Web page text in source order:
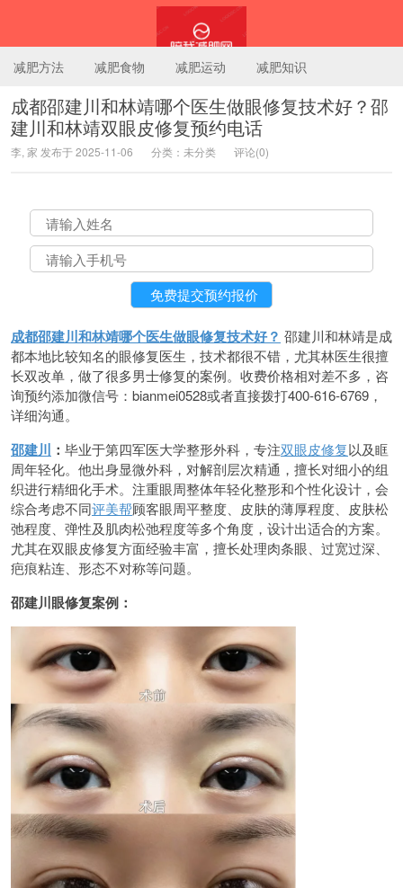
陪我减肥网
减肥方法 减肥食物 减肥运动 减肥知识
成都邵建川和林靖哪个医生做眼修复技术好？邵
建川和林靖双眼皮修复预约电话
李, 家 发布于 2025-11-06 分类：未分类 评论(0)
成都邵建川和林靖哪个医生做眼修复技术好？ 邵建川和林靖是成
都本地比较知名的眼修复医生，技术都很不错，尤其林医生很擅
长双改单，做了很多男士修复的案例。收费价格相对差不多，咨
询预约添加微信号：bianmei0528或者直接拨打400-616-6769，
详细沟通。
邵建川 ： 毕业于第四军医大学整形外科，专注双眼皮修复以及眶
周年轻化。他出身显微外科，对解剖层次精通，擅长对细小的组
织进行精细化手术。注重眼周整体年轻化整形和个性化设计，会
综合考虑不同评美帮顾客眼周平整度、皮肤的薄厚程度、皮肤松
弛程度、弹性及肌肉松弛程度等多个角度，设计出适合的方案。
尤其在双眼皮修复方面经验丰富，擅长处理肉条眼、过宽过深、
疤痕粘连、形态不对称等问题。
邵建川眼修复案例：